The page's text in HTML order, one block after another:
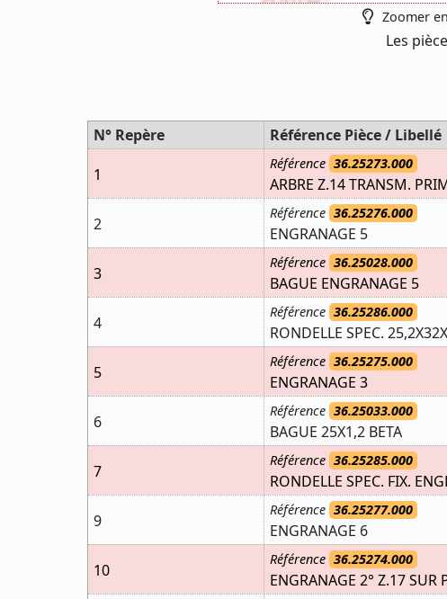
Zoomer
Les
N° Repère Référence Pièce / Libellé
1
Référence 36.25273.000
ARBRE Z.14 TRANSM.
2
Référence 36.25276.000
ENGRANAGE 5
3
Référence 36.25028.000
BAGUE ENGRANAGE 5
4
Référence 36.25286.000
RONDELLE SPEC.
5
Référence 36.25275.000
ENGRANAGE 3
6
Référence 36.25033.000
BAGUE 25X1,2 BETA
7
Référence 36.25285.000
RONDELLE SPEC. FIX.
9
Référence 36.25277.000
ENGRANAGE 6
10
Référence 36.25274.000
ENGRANAGE 2° Z.17 SUR